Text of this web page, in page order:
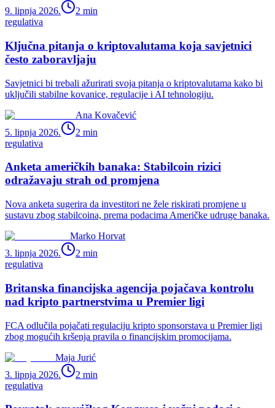
9. lipnja 2026.
2 min
regulativa
Ključna pitanja o kriptovalutama koja savjetnici
često zaboravljaju
Savjetnici bi trebali ažurirati svoja pitanja o kriptovalutama kako bi
uključili stabilne kovanice, regulacije i AI tehnologiju.
Ana Kovačević
5. lipnja 2026.
2 min
regulativa
Anketa američkih banaka: Stabilcoin rizici
odražavaju strah od promjena
Nova anketa sugerira da investitori ne žele riskirati promjene u
sustavu zbog stabilcoina, prema podacima Američke udruge banaka.
Marko Horvat
3. lipnja 2026.
2 min
regulativa
Britanska financijska agencija pojačava kontrolu
nad kripto partnerstvima u Premier ligi
FCA odlučila pojačati regulaciju kripto sponsorstava u Premier ligi
zbog mogućih kršenja pravila o financijskim promocijama.
Maja Jurić
3. lipnja 2026.
2 min
regulativa